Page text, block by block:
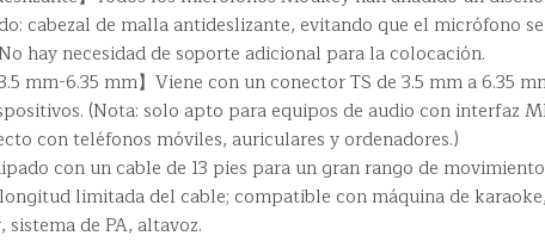
cabezal de malla antideslizante, evitando que el micrófono se
hay necesidad de soporte adicional para la colocación.
mm-6.35 mm】Viene con un conector TS de 3.5 mm a 6.35
(Nota: solo apto para equipos de audio con interfaz
con teléfonos móviles, auriculares y ordenadores.)
con un cable de 13 pies para un gran rango de
limitada del cable; compatible con máquina de karaoke,
de PA, altavoz.